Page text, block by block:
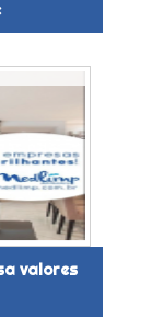
valores